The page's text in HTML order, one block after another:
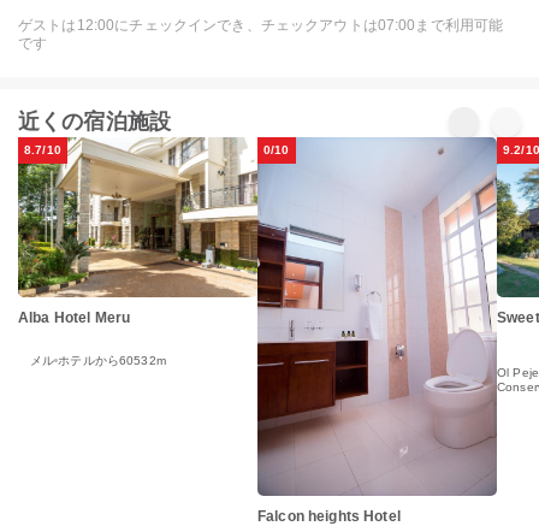
ゲストは12:00にチェックインでき、チェックアウトは07:00まで利用可能
です
近くの宿泊施設
8.7/10
Alba Hotel Meru
メル ホテルから60532m
0/10
Falcon heights Hotel
9.2/10
Ol